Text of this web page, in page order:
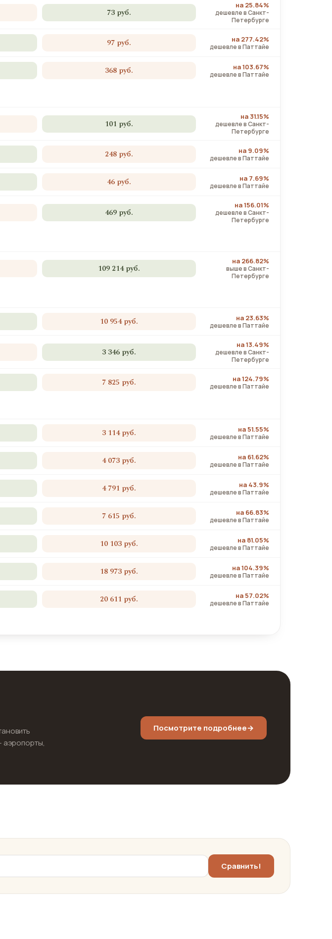
73 руб.
на 25.84%
дешевле в Санкт-
Петербурге
97 руб. на 277.42%
дешевле в Паттайе
368 руб. на 103.67%
дешевле в Паттайе
101 руб.
на 31.15%
дешевле в Санкт-
Петербурге
248 руб. на 9.09%
дешевле в Паттайе
46 руб. на 7.69%
дешевле в Паттайе
469 руб.
на 156.01%
дешевле в Санкт-
Петербурге
109 214 руб.
на 266.82%
выше в Санкт-
Петербурге
10 954 руб. на 23.63%
дешевле в Паттайе
3 346 руб.
на 13.49%
дешевле в Санкт-
Петербурге
7 825 руб. на 124.79%
дешевле в Паттайе
3 114 руб. на 51.55%
дешевле в Паттайе
4 073 руб. на 61.62%
дешевле в Паттайе
4 791 руб. на 43.9%
дешевле в Паттайе
7 615 руб. на 66.83%
дешевле в Паттайе
10 103 руб. на 81.05%
дешевле в Паттайе
18 973 руб. на 104.39%
дешевле в Паттайе
20 611 руб. на 57.02%
дешевле в Паттайе
аэропорты,
Посмотрите подробнее→